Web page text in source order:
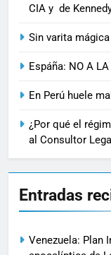
CIA y de
Sin varita mágica
Espáña: NO A LA
En Perú huele mal
¿Por qué el
al Consultor
Entradas
Venezuela: Plan